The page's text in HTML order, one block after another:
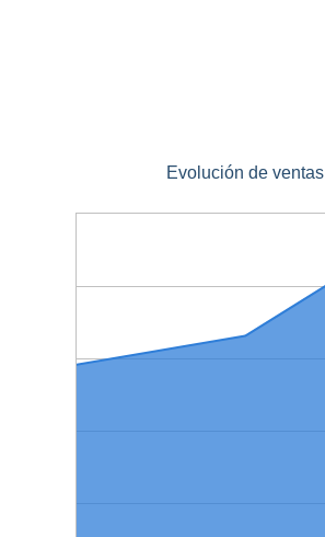
Evolución de ventas